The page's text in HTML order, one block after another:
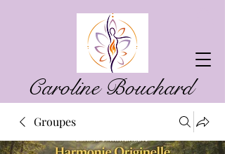
Caroline Bouchard
Groupes